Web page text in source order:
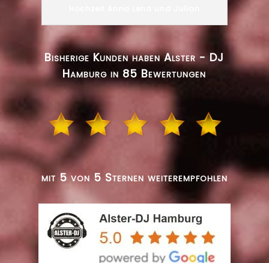
Bisherige Kunden haben Alster - DJ
Hamburg in 85 Bewertungen
mit 5 von 5 Sternen weiterempfohlen